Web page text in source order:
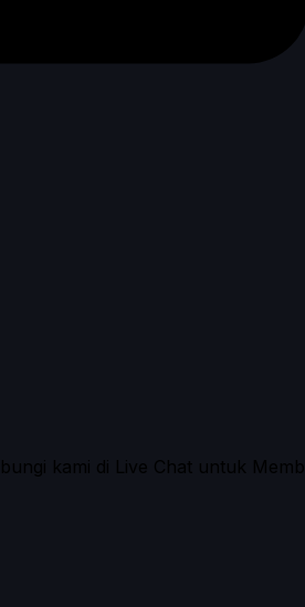
kami di Live Chat untuk